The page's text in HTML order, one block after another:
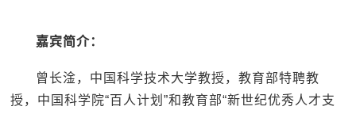
嘉宾简介：
曾长淦，中国科学技术大学教授，教育部特聘教
授，中国科学院“百人计划”和教育部“新世纪优秀人才支